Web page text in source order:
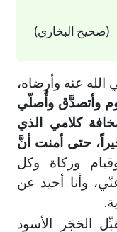
(صحيح البخاري)
عنه وأرضاه،
وأتصدَّق وأُصلّي
كلامي الذي
حتى أمنت أنَّ
وزكاة وكل
وأنا أحيد عن
الحَجَر الأسود